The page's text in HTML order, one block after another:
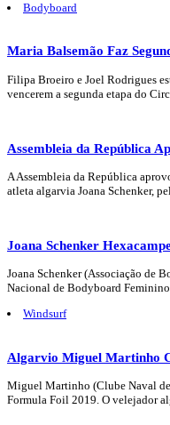
Bodyboard
Maria Balsemão Faz
Filipa Broeiro e Joel Rodrigues
vencerem a segunda etapa do
Assembleia da República
A Assembleia da República
atleta algarvia Joana Schenker,
Joana Schenker
Joana Schenker (Associação de
Nacional de Bodyboard
Windsurf
Algarvio Miguel Martinho
Miguel Martinho (Clube Naval
Formula Foil 2019. O velejador